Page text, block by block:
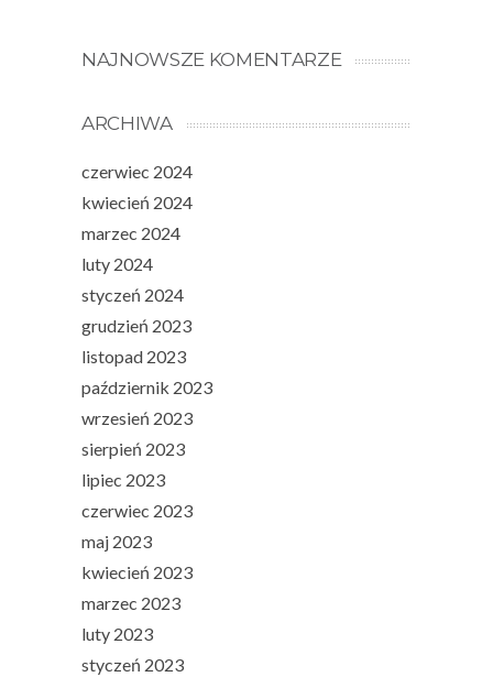
NAJNOWSZE KOMENTARZE
ARCHIWA
czerwiec 2024
kwiecień 2024
marzec 2024
luty 2024
styczeń 2024
grudzień 2023
listopad 2023
październik 2023
wrzesień 2023
sierpień 2023
lipiec 2023
czerwiec 2023
maj 2023
kwiecień 2023
marzec 2023
luty 2023
styczeń 2023